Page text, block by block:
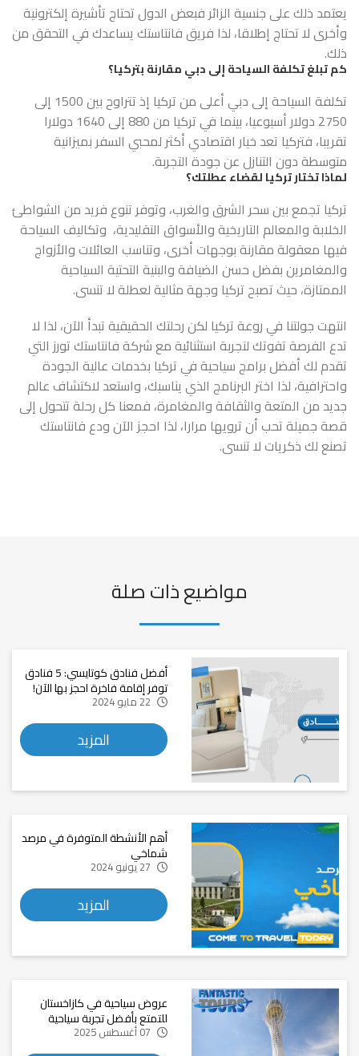
يعتمد ذلك على جنسية الزائر فبعض الدول تحتاج تأشيرة إلكترونية
وأخرى لا تحتاج إطلاقا، لذا فريق فانتاستك يساعدك في التحقق من
ذلك.
كم تبلغ تكلفة السياحة إلى دبي مقارنة بتركيا؟
تكلفة السياحة إلى دبي أعلى من تركيا إذ تتراوح بين 1500 إلى
2750 دولار أسبوعيا، بينما في تركيا من 880 إلى 1640 دولارا
تقريبا، فتركيا تعد خيار اقتصادي أكثر لمحبي السفر بميزانية
متوسطة دون التنازل عن جودة التجربة.
لماذا تختار تركيا لقضاء عطلتك؟
تركيا تجمع بين سحر الشرق والغرب، وتوفر تنوع فريد من الشواطئ
الخلابة والمعالم التاريخية والأسواق التقليدية، وتكاليف السياحة
فيها معقولة مقارنة بوجهات أخرى، وتناسب العائلات والأزواج
والمغامرين بفضل حسن الضيافة والبنية التحتية السياحية
الممتازة، حيث تصبح تركيا وجهة مثالية لعطلة لا تنسى.
انتهت جولتنا في روعة تركيا لكن رحلتك الحقيقية تبدأ الآن، لذا لا
تدع الفرصة تفوتك لتجربة استثنائية مع شركة فانتاستك تورز التي
تقدم لك أفضل برامج سياحية في تركيا بخدمات عالية الجودة
واحترافية، لذا اختر البرنامج الذي يناسبك، واستعد لاكتشاف عالم
جديد من المتعة والثقافة والمغامرة، فمعنا كل رحلة تتحول إلى
قصة جميلة تحب أن ترويها مرارا، لذا احجز الآن ودع فانتاستك
تصنع لك ذكريات لا تنسى.
مواضيع ذات صلة
أفضل فنادق كوتايسي: 5 فنادق
توفر إقامة فاخرة احجز بها الآن!
المزيد
أهم الأنشطة المتوفرة في مرصد
شماخي
المزيد
عروض سياحية في كازاخستان
للتمتع بأفضل تجربة سياحية